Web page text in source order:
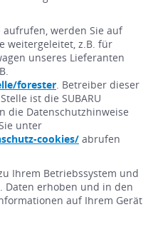
aufrufen, werden Sie auf
weitergeleitet, z.B. für
unseres Lieferanten
forester. Betreiber dieser
ist die SUBARU
die Datenschutzhinweise
unter
cookies/ abrufen
Ihrem Betriebssystem und
Daten erhoben und in den
auf Ihrem Gerät